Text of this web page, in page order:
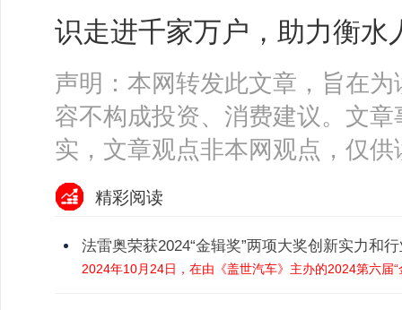
识走进千家万户，助力衡
声明：本网转发此文章，旨在
容不构成投资、消费建议。文
实，文章观点非本网观点，仅供
精彩阅读
法雷奥荣获2024“金辑奖”两项大奖创新实力和
2024年10月24日，在由《盖世汽车》主办的2024第六届